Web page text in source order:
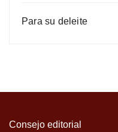
Para su deleite
Consejo editorial